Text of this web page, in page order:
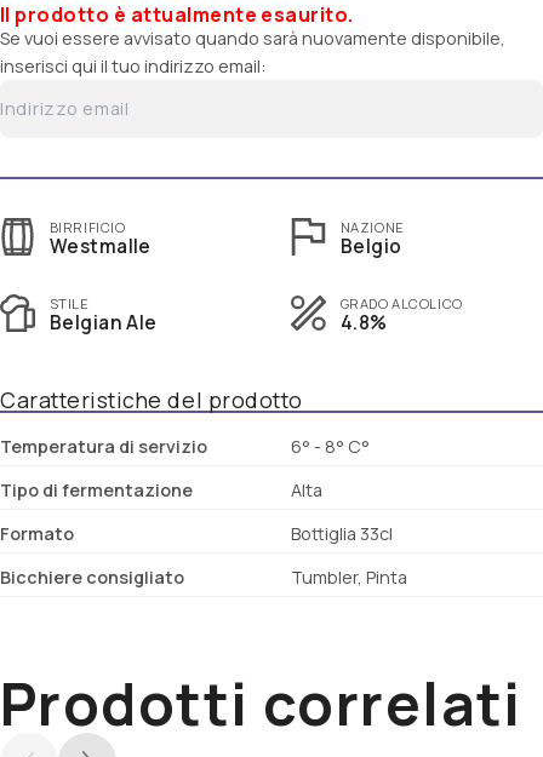
BIRRIFICIO
Westmalle
NAZIONE
Belgio
STILE
Belgian Ale
GRADO ALCOLICO
4.8%
Il prodotto è attualmente esaurito.
Se vuoi essere avvisato quando sarà nuovamente disponibile,
inserisci qui il tuo indirizzo email:
Caratteristiche del prodotto
Temperatura di servizio
6° - 8° C°
Tipo di fermentazione
Alta
Formato
Bottiglia 33cl
Bicchiere consigliato
Tumbler, Pinta
Prodotti correlati